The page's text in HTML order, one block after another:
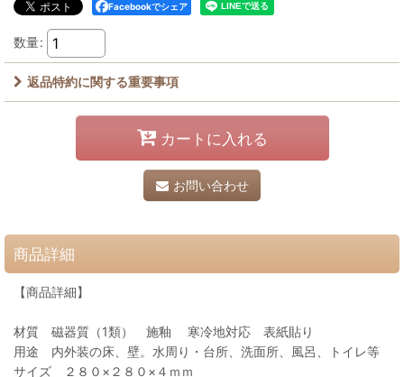
Facebookでシェア
数量:
返品特約に関する重要事項
カートに入れる
お問い合わせ
商品詳細
【商品詳細】
材質 磁器質（1類） 施釉 寒冷地対応 表紙貼り
用途 内外装の床、壁。水周り・台所、洗面所、風呂、トイレ等
サイズ ２８０×２８０×４ｍｍ